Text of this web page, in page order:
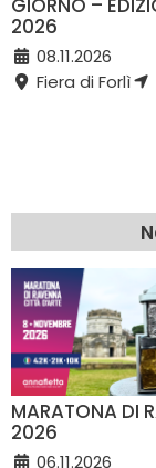
GIORNO –
2026
08.11.2026
Fiera di Forlì
MARATONA DI
2026
06.11.2026